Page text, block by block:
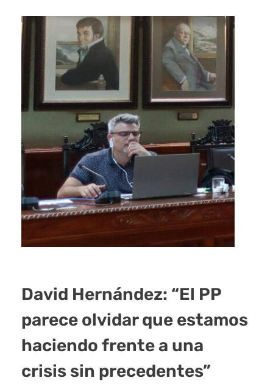
David Hernández: “El PP
parece olvidar que estamos
haciendo frente a una
crisis sin precedentes”